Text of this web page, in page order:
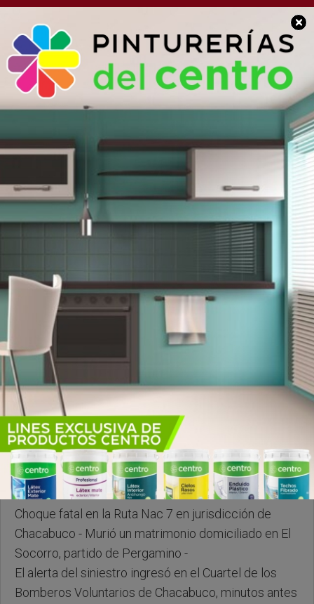
×
POLICIALES
Otras 2 vidas que se
cobró la Ruta Nacional
Sabado, 17 de Enero de 2026 . 21:06 Hs.
Choque fatal en la Ruta Nac 7 en jurisdicción de
Chacabuco - Murió un matrimonio domiciliado en El
Socorro, partido de Pergamino -
El alerta del siniestro ingresó en el Cuartel de los
Bomberos Voluntarios de Chacabuco, minutos antes